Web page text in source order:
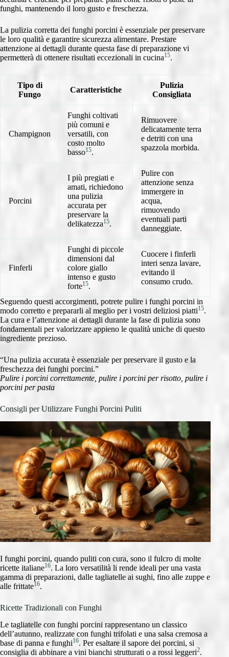
funghi, mantenendo il loro gusto e freschezza.
La pulizia corretta dei funghi porcini è essenziale per preservare
le loro qualità e garantire sicurezza alimentare. Prestare
attenzione ai dettagli durante questa fase di preparazione vi
permetterà di ottenere risultati eccezionali in cucina15.
Tipo di
Fungo
Caratteristiche
Pulizia
Consigliata
Champignon
Funghi coltivati
più comuni e
versatili, con
costo molto
basso15.
Rimuovere
delicatamente terra
e detriti con una
spazzola morbida.
Porcini
I più pregiati e
amati, richiedono
una pulizia
accurata per
preservare la
delikatezza15.
Pulire con
attenzione senza
immergere in
acqua,
rimuovendo
eventuali parti
danneggiate.
Finferli
Funghi di piccole
dimensioni dal
colore giallo
intenso e gusto
forte15.
Cuocere i finferli
interi senza lavare,
evitando il
consumo crudo.
Seguendo questi accorgimenti, potrete pulire i funghi porcini in
modo corretto e prepararli al meglio per i vostri deliziosi piatti15.
La cura e l’attenzione ai dettagli durante la fase di pulizia sono
fondamentali per valorizzare appieno le qualità uniche di questo
ingrediente prezioso.
“Una pulizia accurata è essenziale per preservare il gusto e la
freschezza dei funghi porcini.”
Pulire i porcini correttamente, pulire i porcini per risotto, pulire i
porcini per pasta
Consigli per Utilizzare Funghi Porcini Puliti
I funghi porcini, quando puliti con cura, sono il fulcro di molte
ricette italiane16. La loro versatilità li rende ideali per una vasta
gamma di preparazioni, dalle tagliatelle ai sughi, fino alle zuppe e
alle frittate16.
Ricette Tradizionali con Funghi
Le tagliatelle con funghi porcini rappresentano un classico
dell’autunno, realizzate con funghi trifolati e una salsa cremosa a
base di panna e funghi16. Per esaltare il sapore dei porcini, si
consiglia di abbinare a vini bianchi strutturati o a rossi leggeri2.